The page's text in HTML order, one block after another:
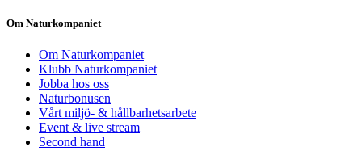
Om Naturkompaniet
Om Naturkompaniet
Klubb Naturkompaniet
Jobba hos oss
Naturbonusen
Vårt miljö- & hållbarhetsarbete
Event & live stream
Second hand